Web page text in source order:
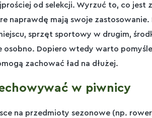
od selekcji. Wyrzuć to, co jest
naprawdę mają swoje
sprzęt sportowy w drugim,
osobno. Dopiero wtedy warto
zachować ład na dłużej.
w piwnicy
na przedmioty sezonowe (np.